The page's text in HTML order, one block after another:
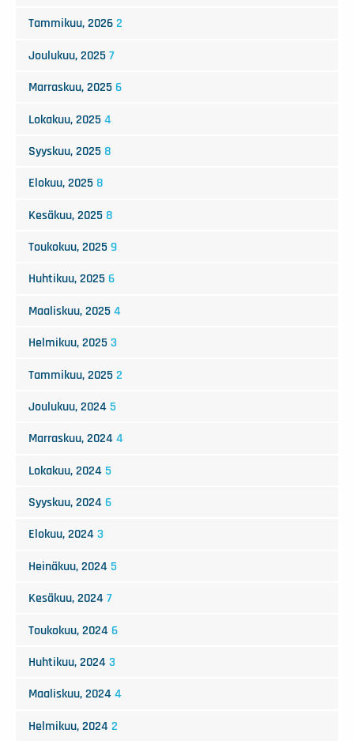
Tammikuu, 2026 2
Joulukuu, 2025 7
Marraskuu, 2025 6
Lokakuu, 2025 4
Syyskuu, 2025 8
Elokuu, 2025 8
Kesäkuu, 2025 8
Toukokuu, 2025 9
Huhtikuu, 2025 6
Maaliskuu, 2025 4
Helmikuu, 2025 3
Tammikuu, 2025 2
Joulukuu, 2024 5
Marraskuu, 2024 4
Lokakuu, 2024 5
Syyskuu, 2024 6
Elokuu, 2024 3
Heinäkuu, 2024 5
Kesäkuu, 2024 7
Toukokuu, 2024 6
Huhtikuu, 2024 3
Maaliskuu, 2024 4
Helmikuu, 2024 2